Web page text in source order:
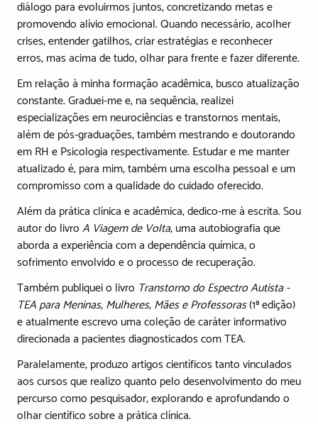
diálogo para evoluirmos juntos, concretizando metas e
promovendo alívio emocional. Quando necessário, acolher
crises, entender gatilhos, criar estratégias e reconhecer
erros, mas acima de tudo, olhar para frente e fazer diferente.
Em relação à minha formação acadêmica, busco atualização
constante. Graduei-me e, na sequência, realizei
especializações em neurociências e transtornos mentais,
além de pós-graduações, também mestrando e doutorando
em RH e Psicologia respectivamente. Estudar e me manter
atualizado é, para mim, também uma escolha pessoal e um
compromisso com a qualidade do cuidado oferecido.
Além da prática clínica e acadêmica, dedico-me à escrita. Sou
autor do livroA Viagem de Volta, uma autobiografia que
aborda a experiência com a dependência química, o
sofrimento envolvido e o processo de recuperação.
Também publiquei o livro Transtorno do Espectro Autista -
TEA para Meninas, Mulheres, Mães e Professoras(1ª edição)
e atualmente escrevo uma coleção de caráter informativo
direcionada a pacientes diagnosticados com TEA.
Paralelamente, produzo artigos científicos tanto vinculados
aos cursos que realizo quanto pelo desenvolvimento do meu
percurso como pesquisador, explorando e aprofundando o
olhar científico sobre a prática clínica.